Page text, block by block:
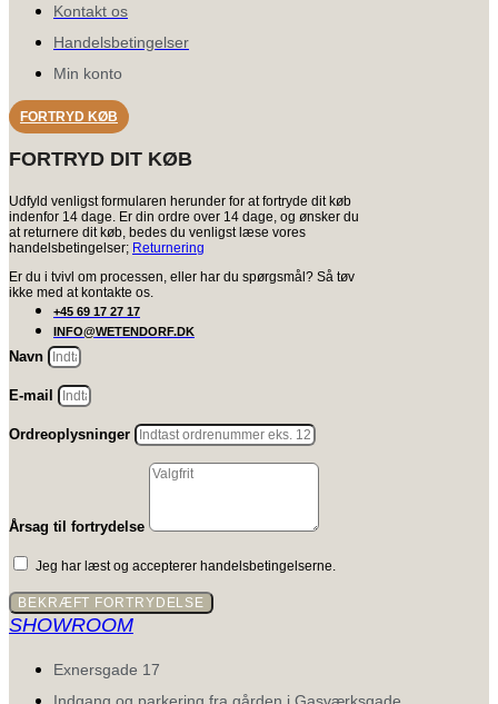
Kontakt os
Handelsbetingelser
Min konto
FORTRYD KØB
FORTRYD DIT KØB
Udfyld venligst formularen herunder for at fortryde dit køb
indenfor 14 dage. Er din ordre over 14 dage, og ønsker du
at returnere dit køb, bedes du venligst læse vores
handelsbetingelser; Returnering
Er du i tvivl om processen, eller har du spørgsmål? Så tøv
ikke med at kontakte os.
+45 69 17 27 17
INFO@WETENDORF.DK
Navn
E-mail
Ordreoplysninger
Årsag til fortrydelse
Jeg har læst og accepterer handelsbetingelserne.
BEKRÆFT FORTRYDELSE
SHOWROOM
Exnersgade 17